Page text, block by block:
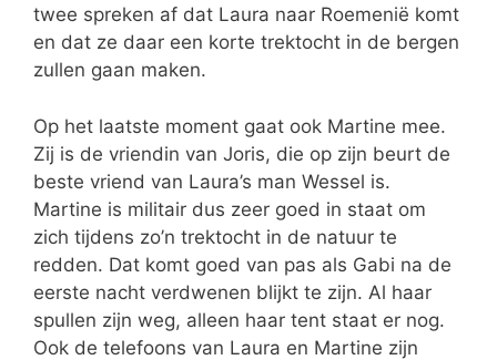
twee spreken af dat Laura naar Roemenië komt
en dat ze daar een korte trektocht in de bergen
zullen gaan maken.
Op het laatste moment gaat ook Martine mee.
Zij is de vriendin van Joris, die op zijn beurt de
beste vriend van Laura’s man Wessel is.
Martine is militair dus zeer goed in staat om
zich tijdens zo’n trektocht in de natuur te
redden. Dat komt goed van pas als Gabi na de
eerste nacht verdwenen blijkt te zijn. Al haar
spullen zijn weg, alleen haar tent staat er nog.
Ook de telefoons van Laura en Martine zijn